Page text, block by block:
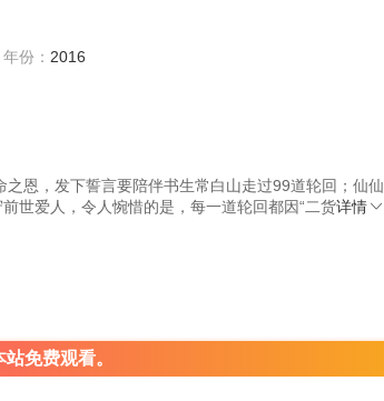
年份： 2016
恩，发下誓言要陪伴书生常白山走过99道轮回；仙仙
世爱人，令人惋惜的是，每一道轮回都因“二货详情
免费观看。